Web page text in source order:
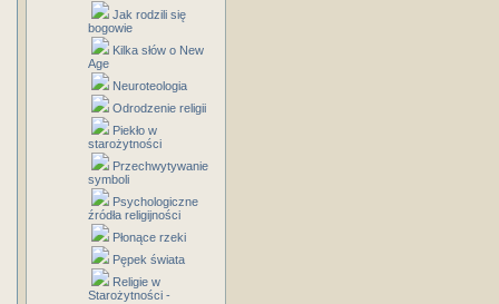
Jak rodzili się
bogowie
Kilka słów o New
Age
Neuroteologia
Odrodzenie religii
Piekło w
starożytności
Przechwytywanie
symboli
Psychologiczne
źródła religijności
Płonące rzeki
Pępek świata
Religie w
Starożytności -